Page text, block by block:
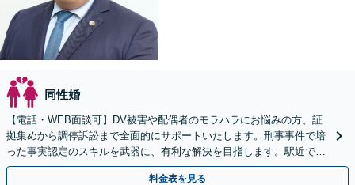
同性婚
【電話・WEB面談可】DV被害や配偶者のモラハラにお悩みの方、証
拠集めから調停訴訟まで全面的にサポートいたします。刑事事件で培
った事実認定のスキルを武器に、有利な解決を目指します。駅近でア
クセスも良好、新たな人生に向けた第一歩を応援します。
料金表を見る